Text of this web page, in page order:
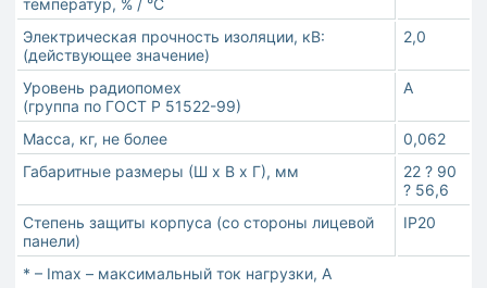
температур, % / °C
Электрическая прочность изоляции, кВ:
(действующее значение)
2,0
Уровень радиопомех
(группа по ГОСТ Р 51522-99)
А
Масса, кг, не более
0,062
Габаритные размеры (Ш х В х Г), мм
22 ? 90
? 56,6
Степень защиты корпуса (со стороны лицевой
панели)
IP20
* – Imax – максимальный ток нагрузки, А